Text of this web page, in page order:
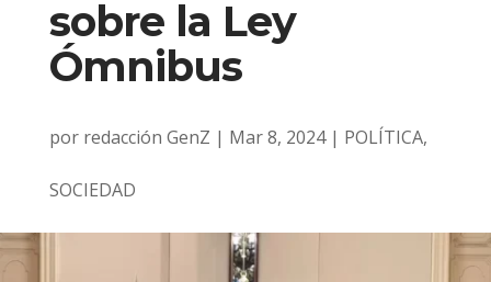
sobre la Ley
Ómnibus
por redacción GenZ | Mar 8, 2024| POLÍTICA,
SOCIEDAD